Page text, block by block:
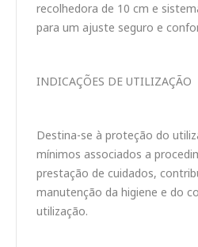
recolhedora de 10 cm e
para um ajuste seguro e
INDICAÇÕES DE UTILIZAÇÃO
Destina-se à proteção do
mínimos associados a
prestação de cuidados,
manutenção da higiene e do
utilização.